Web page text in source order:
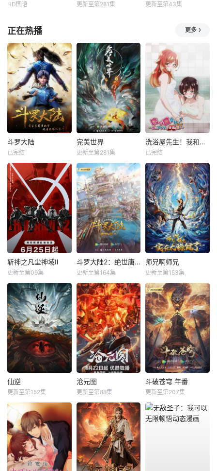
HD国语 更新至第281集 更新至第43集
正在热播 更多
斗罗大陆
已完结
完美世界
更新至第281集
洗浴屋先生！我和那家伙在女浴池！？
已完结
斩神之凡尘神域Ⅱ
更新至第09集
斗罗大陆2：绝世唐门
更新至第164集
师兄啊师兄
更新至第153集
仙逆
更新至第152集
沧元图
更新至第88集
斗破苍穹 年番
更新至第207集